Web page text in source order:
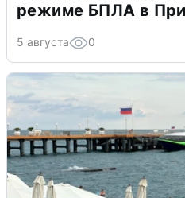
режиме БПЛА в
5 августа 0